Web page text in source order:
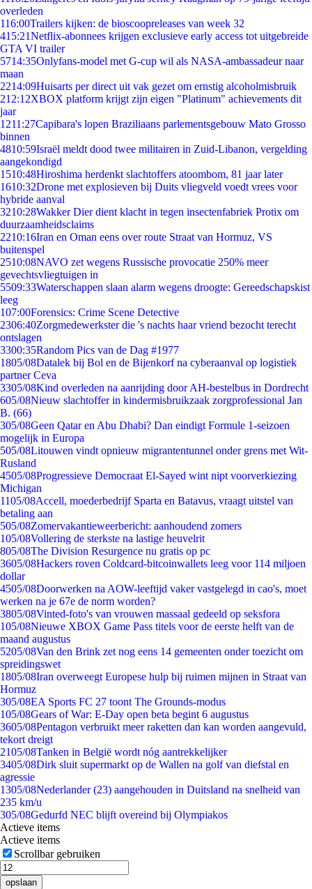
overleden
116:00Trailers kijken: de bioscoopreleases van week 32
415:21Netflix-abonnees krijgen exclusieve early access tot uitgebreide
GTA VI trailer
5714:35Onlyfans-model met G-cup wil als NASA-ambassadeur naar
maan
2214:09Huisarts per direct uit vak gezet om ernstig alcoholmisbruik
212:12XBOX platform krijgt zijn eigen "Platinum" achievements dit
jaar
1211:27Capibara's lopen Braziliaans parlementsgebouw Mato Grosso
binnen
4810:59Israël meldt dood twee militairen in Zuid-Libanon, vergelding
aangekondigd
1510:48Hiroshima herdenkt slachtoffers atoombom, 81 jaar later
1610:32Drone met explosieven bij Duits vliegveld voedt vrees voor
hybride aanval
3210:28Wakker Dier dient klacht in tegen insectenfabriek Protix om
duurzaamheidsclaims
2210:16Iran en Oman eens over route Straat van Hormuz, VS
buitenspel
2510:08NAVO zet wegens Russische provocatie 250% meer
gevechtsvliegtuigen in
5509:33Waterschappen slaan alarm wegens droogte: Gereedschapskist
leeg
107:00Forensics: Crime Scene Detective
2306:40Zorgmedewerkster die 's nachts haar vriend bezocht terecht
ontslagen
3300:35Random Pics van de Dag #1977
1805/08Datalek bij Bol en de Bijenkorf na cyberaanval op logistiek
partner Ceva
3305/08Kind overleden na aanrijding door AH-bestelbus in Dordrecht
605/08Nieuw slachtoffer in kindermisbruikzaak zorgprofessional Jan
B. (66)
305/08Geen Qatar en Abu Dhabi? Dan eindigt Formule 1-seizoen
mogelijk in Europa
505/08Litouwen vindt opnieuw migrantentunnel onder grens met Wit-
Rusland
4505/08Progressieve Democraat El-Sayed wint nipt voorverkiezing
Michigan
1105/08Accell, moederbedrijf Sparta en Batavus, vraagt uitstel van
betaling aan
505/08Zomervakantieweerbericht: aanhoudend zomers
105/08Vollering de sterkste na lastige heuvelrit
805/08The Division Resurgence nu gratis op pc
3605/08Hackers roven Coldcard-bitcoinwallets leeg voor 114 miljoen
dollar
4505/08Doorwerken na AOW-leeftijd vaker vastgelegd in cao's, moet
werken na je 67e de norm worden?
3805/08Vinted-foto's van vrouwen massaal gedeeld op seksfora
105/08Nieuwe XBOX Game Pass titels voor de eerste helft van de
maand augustus
5205/08Van den Brink zet nog eens 14 gemeenten onder toezicht om
spreidingswet
1805/08Iran overweegt Europese hulp bij ruimen mijnen in Straat van
Hormuz
305/08EA Sports FC 27 toont The Grounds-modus
105/08Gears of War: E-Day open beta begint 6 augustus
3605/08Pentagon verbruikt meer raketten dan kan worden aangevuld,
tekort dreigt
2105/08Tanken in België wordt nóg aantrekkelijker
3405/08Dirk sluit supermarkt op de Wallen na golf van diefstal en
agressie
1305/08Nederlander (23) aangehouden in Duitsland na snelheid van
235 km/u
305/08Gedurfd NEC blijft overeind bij Olympiakos
Actieve items
Actieve items
Scrollbar gebruiken
opslaan